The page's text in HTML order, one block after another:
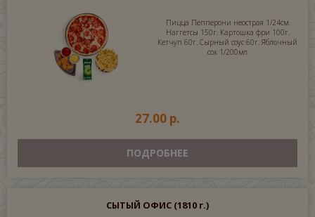
Пицца Пепперони неострая 1/24см.
Наггетсы 150г. Картошка фри 100г.
Кетчуп 60г. Сырный соус 60г. Яблочный
сок 1/200мл
27.00 р.
ПОДРОБНЕЕ
СЫТЫЙ ОФИС (1810 г.)